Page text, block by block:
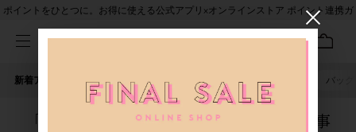
ポイントをひとつに。お得に使える公式アプリ×オンラインストア ポイント連携ガ
新着アイテム 人気ワード セール 40th限定 バッグ
「1054401.2521001.1001」に関する記事